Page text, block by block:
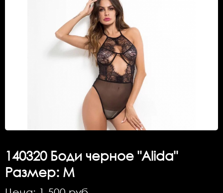
140320Боди черное "Alida"
Размер: M